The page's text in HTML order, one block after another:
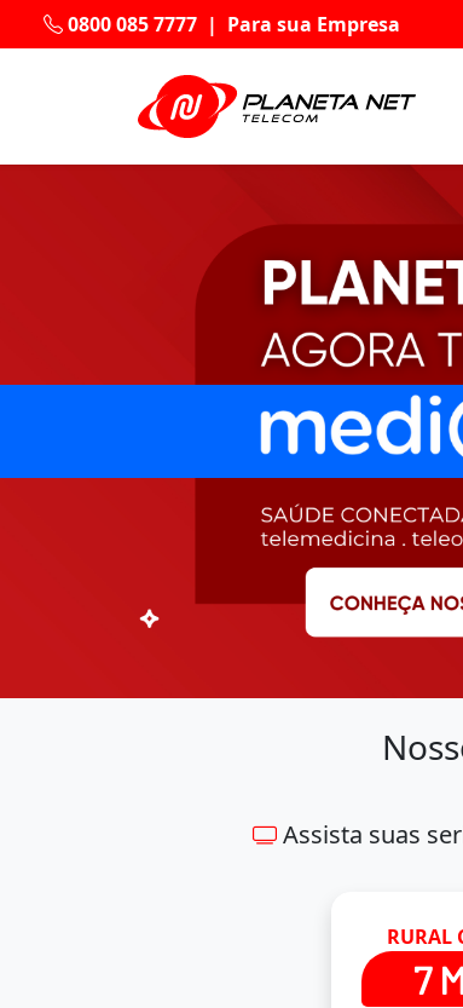
0800 085 7777 | Para sua Empresa
Assista suas
RURAL
7